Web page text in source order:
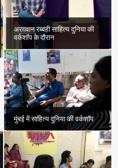
अरग़वान रब्बही साहित्य दुनिया की
वर्कशॉप के दौरान
मुंबई में साहित्य दुनिया की वर्कशॉप